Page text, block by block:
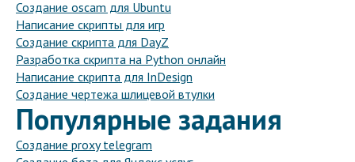
Создание oscam для Ubuntu
Написание скрипты для игр
Создание скрипта для DayZ
Разработка скрипта на Python онлайн
Написание скрипта для InDesign
Создание чертежа шлицевой втулки
Популярные задания
Создание proxy telegram